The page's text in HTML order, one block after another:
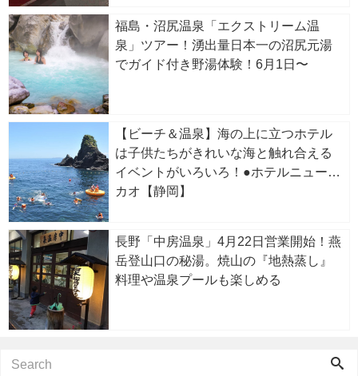
福島・沼尻温泉「エクストリーム温
泉」ツアー！湧出量日本一の沼尻元湯
でガイド付き野湯体験！6月1日〜
【ビーチ＆温泉】海の上に立つホテル
は子供たちがきれいな海と触れ合える
イベントがいろいろ！●ホテルニューア
カオ【静岡】
長野「中房温泉」4月22日営業開始！燕
岳登山口の秘湯。焼山の『地熱蒸し』
料理や温泉プールも楽しめる